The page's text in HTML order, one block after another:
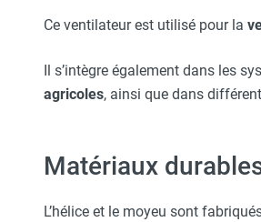
haute température pour
de lit
électrique infrarouge
fioul soufflant avec
fioul soufflant avec
Ce ventilateur est utilisé pour la
Il s’intègre également dans les
agricoles, ainsi que dans
Matériaux
L’hélice et le moyeu sont